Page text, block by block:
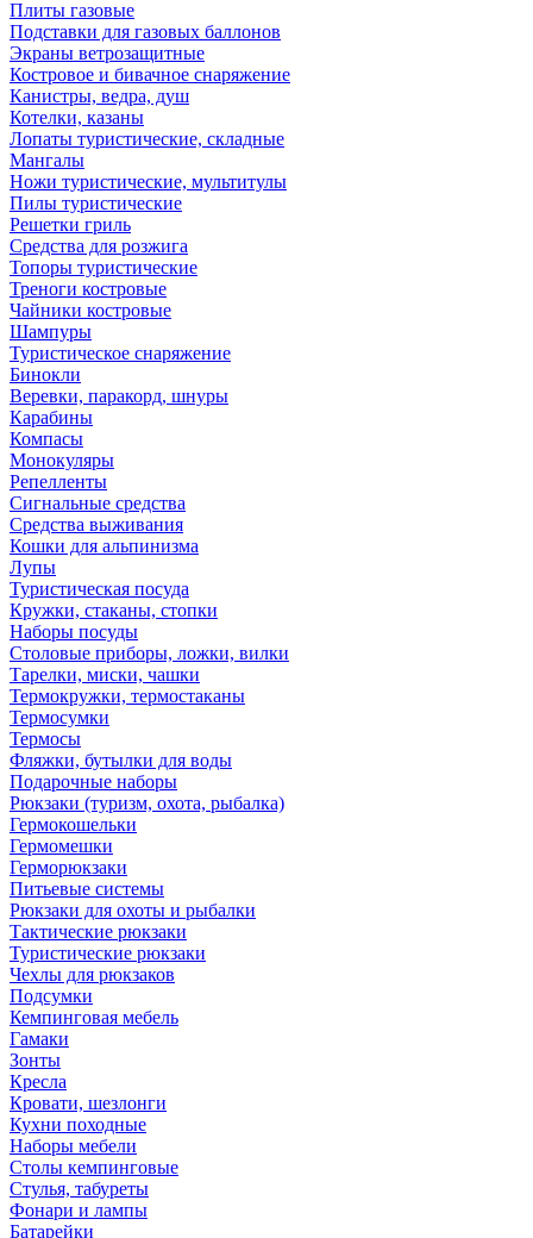
Плиты газовые
Подставки для газовых баллонов
Экраны ветрозащитные
Костровое и бивачное снаряжение
Канистры, ведра, душ
Котелки, казаны
Лопаты туристические, складные
Мангалы
Ножи туристические, мультитулы
Пилы туристические
Решетки гриль
Средства для розжига
Топоры туристические
Треноги костровые
Чайники костровые
Шампуры
Туристическое снаряжение
Бинокли
Веревки, паракорд, шнуры
Карабины
Компасы
Монокуляры
Репелленты
Сигнальные средства
Средства выживания
Кошки для альпинизма
Лупы
Туристическая посуда
Кружки, стаканы, стопки
Наборы посуды
Столовые приборы, ложки, вилки
Тарелки, миски, чашки
Термокружки, термостаканы
Термосумки
Термосы
Фляжки, бутылки для воды
Подарочные наборы
Рюкзаки (туризм, охота, рыбалка)
Гермокошельки
Гермомешки
Герморюкзаки
Питьевые системы
Рюкзаки для охоты и рыбалки
Тактические рюкзаки
Туристические рюкзаки
Чехлы для рюкзаков
Подсумки
Кемпинговая мебель
Гамаки
Зонты
Кресла
Кровати, шезлонги
Кухни походные
Наборы мебели
Столы кемпинговые
Стулья, табуреты
Фонари и лампы
Батарейки